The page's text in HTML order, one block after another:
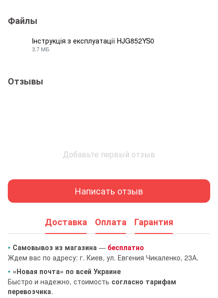
Файлы
Інструкція з експлуатації HJG852YS0
3.7 МБ
Отзывы
Добавьте первый отзыв
Написать отзыв
Доставка Оплата Гарантия
• Самовывоз из магазина — бесплатно
Ждем вас по адресу: г. Киев, ул. Евгения Чикаленко, 23А.
• «Новая почта» по всей Украине
Быстро и надежно, стоимость согласно тарифам
перевозчика.